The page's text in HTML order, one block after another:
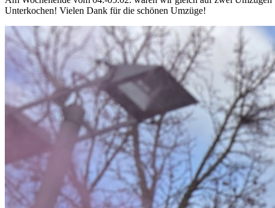
Unterkochen! Vielen Dank für die schönen Umzüge!